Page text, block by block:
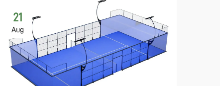
21
Aug